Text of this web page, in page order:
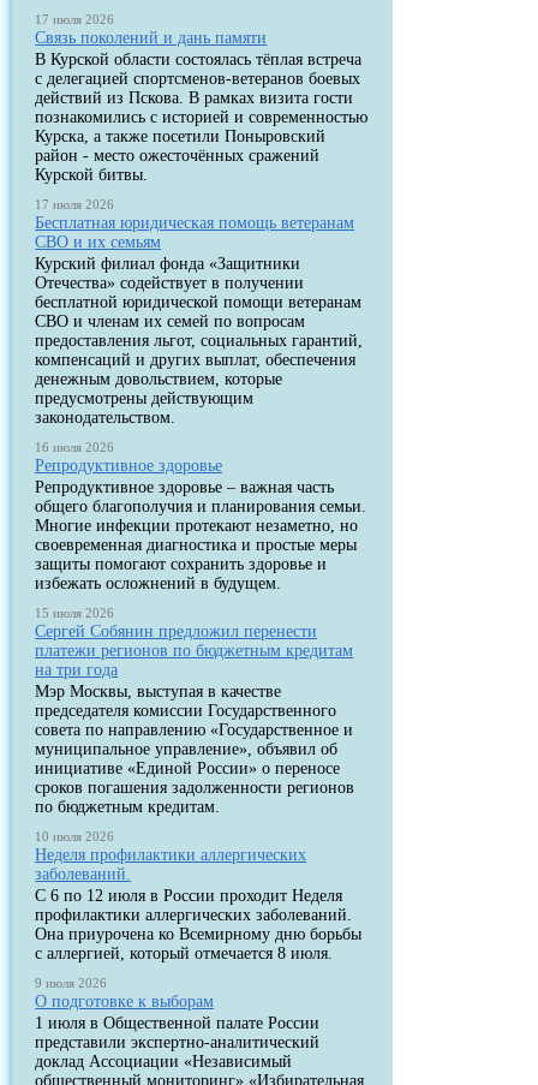
17 июля 2026
Связь поколений и дань памяти
В Курской области состоялась тёплая встреча
с делегацией спортсменов-ветеранов боевых
действий из Пскова. В рамках визита гости
познакомились с историей и современностью
Курска, а также посетили Поныровский
район - место ожесточённых сражений
Курской битвы.
17 июля 2026
Бесплатная юридическая помощь ветеранам
СВО и их семьям
Курский филиал фонда «Защитники
Отечества» содействует в получении
бесплатной юридической помощи ветеранам
СВО и членам их семей по вопросам
предоставления льгот, социальных гарантий,
компенсаций и других выплат, обеспечения
денежным довольствием, которые
предусмотрены действующим
законодательством.
16 июля 2026
Репродуктивное здоровье
Репродуктивное здоровье – важная часть
общего благополучия и планирования семьи.
Многие инфекции протекают незаметно, но
своевременная диагностика и простые меры
защиты помогают сохранить здоровье и
избежать осложнений в будущем.
15 июля 2026
Сергей Собянин предложил перенести
платежи регионов по бюджетным кредитам
на три года
Мэр Москвы, выступая в качестве
председателя комиссии Государственного
совета по направлению «Государственное и
муниципальное управление», объявил об
инициативе «Единой России» о переносе
сроков погашения задолженности регионов
по бюджетным кредитам.
10 июля 2026
Неделя профилактики аллергических
заболеваний.
С 6 по 12 июля в России проходит Неделя
профилактики аллергических заболеваний.
Она приурочена ко Всемирному дню борьбы
с аллергией, который отмечается 8 июля.
9 июля 2026
О подготовке к выборам
1 июля в Общественной палате России
представили экспертно-аналитический
доклад Ассоциации «Независимый
общественный мониторинг» «Избирательная